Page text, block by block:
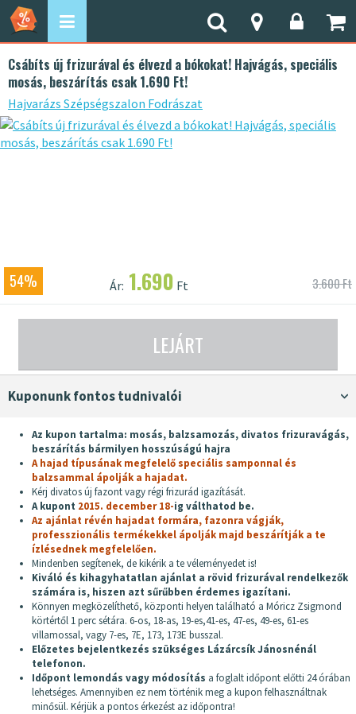
Csábíts új frizurával és élvezd a bókokat! Hajvágás, speciális
mosás, beszárítás csak 1.690 Ft!
Hajvarázs Szépségszalon Fodrászat
54% Ár: 1.690 Ft 3.600 Ft
LEJÁRT
Kuponunk fontos tudnivalói
Az kupon tartalma: mosás, balzsamozás, divatos frizuravágás,
beszárítás bármilyen hosszúságú hajra
A hajad típusának megfelelő speciális samponnal és
balzsammal ápolják a hajadat.
Kérj divatos új fazont vagy régi frizurád igazítását.
A kupont 2015. december 18-ig válthatod be.
Az ajánlat révén hajadat formára, fazonra vágják,
professzionális termékekkel ápolják majd beszárítják a te
ízlésednek megfelelően.
Mindenben segítenek, de kikérik a te véleményedet is!
Kiváló és kihagyhatatlan ajánlat a rövid frizurával rendelkezők
számára is, hiszen azt sűrűbben érdemes igazítani.
Könnyen megközelíthető, központi helyen található a Móricz Zsigmond
körtértől 1 perc sétára. 6-os, 18-as, 19-es,41-es, 47-es, 49-es, 61-es
villamossal, vagy 7-es, 7E, 173, 173E busszal.
Előzetes bejelentkezés szükséges Lázárcsík Jánosnénál
telefonon.
Időpont lemondás vagy módosítás a foglalt időpont előtti 24 órában
lehetséges. Amennyiben ez nem történik meg a kupon felhasználtnak
minősül. Kérjük a pontos érkezést az időpontra!